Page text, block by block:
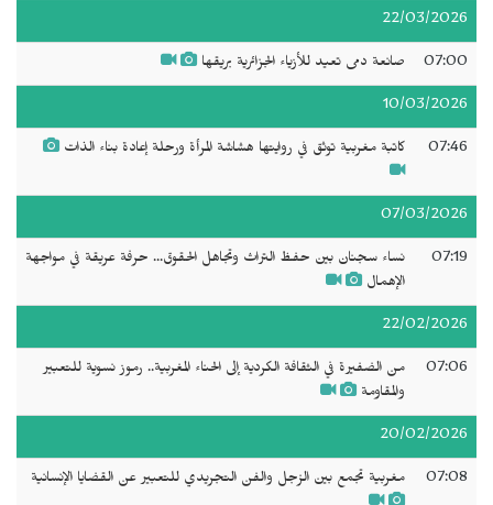
22/03/2026
07:00 صانعة دمى تعيد للأزياء الجزائرية بريقها
10/03/2026
07:46 كاتبة مغربية توثق في روايتها هشاشة المرأة ورحلة إعادة بناء الذات
07/03/2026
07:19
نساء سجنان بين حفظ التراث وتجاهل الحقوق... حرفة عريقة في مواجهة
الإهمال
22/02/2026
07:06
من الضفيرة في الثقافة الكردية إلى الحناء المغربية.. رموز نسوية للتعبير
والمقاومة
20/02/2026
07:08 مغربية تجمع بين الزجل والفن التجريدي للتعبير عن القضايا الإنسانية